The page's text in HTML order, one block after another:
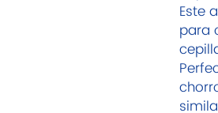
Este
para